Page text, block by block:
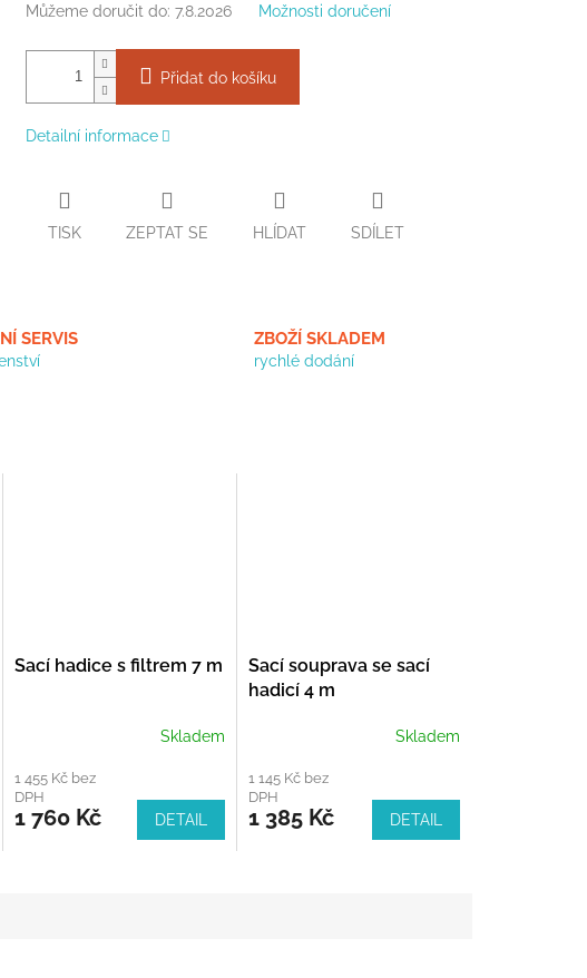
Můžeme doručit do: 7.8.2026 Možnosti doručení
Přidat do košíku
Detailní informace
TISK ZEPTAT SE HLÍDAT SDÍLET
SERVIS ZBOŽÍ SKLADEM
rychlé dodání
Sací hadice s filtrem 7 m
Skladem
1 455 Kč bez
DPH
1 760 Kč DETAIL
Sací souprava se sací
hadicí 4 m
Skladem
1 145 Kč bez
DPH
1 385 Kč DETAIL